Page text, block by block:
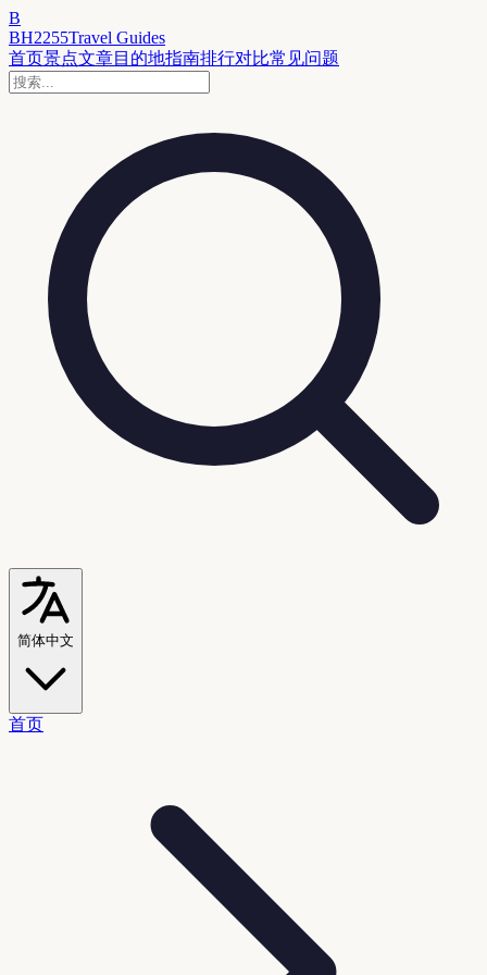
B
BH2255Travel Guides
首页景点文章目的地指南排行对比常见问题
简体中文
首页